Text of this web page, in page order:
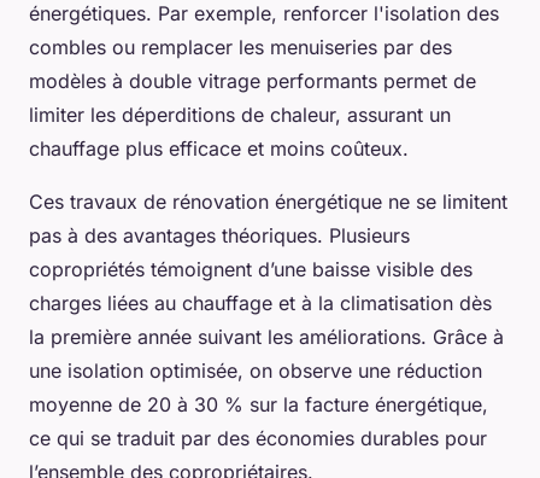
énergétiques. Par exemple, renforcer l'isolation des
combles ou remplacer les menuiseries par des
modèles à double vitrage performants permet de
limiter les déperditions de chaleur, assurant un
chauffage plus efficace et moins coûteux.
Ces travaux de rénovation énergétique ne se limitent
pas à des avantages théoriques. Plusieurs
copropriétés témoignent d’une baisse visible des
charges liées au chauffage et à la climatisation dès
la première année suivant les améliorations. Grâce à
une isolation optimisée, on observe une réduction
moyenne de 20 à 30 % sur la facture énergétique,
ce qui se traduit par des économies durables pour
l’ensemble des copropriétaires.